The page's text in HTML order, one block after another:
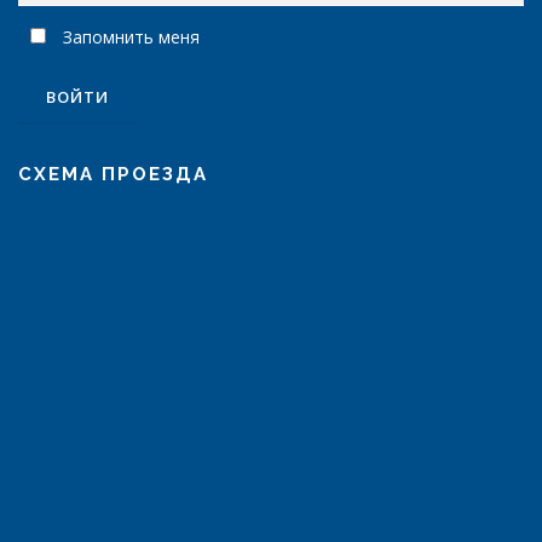
Запомнить меня
СХЕМА ПРОЕЗДА